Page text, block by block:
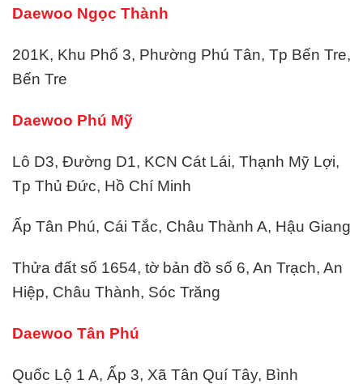
Daewoo Ngọc Thành
201K, Khu Phố 3, Phường Phú Tân, Tp Bến Tre,
Bến Tre
Daewoo Phú Mỹ
Lô D3, Đường D1, KCN Cát Lái, Thạnh Mỹ Lợi,
Tp Thủ Đức, Hồ Chí Minh
Ấp Tân Phú, Cái Tắc, Châu Thành A, Hậu Giang
Thửa đất số 1654, tờ bản đồ số 6, An Trạch, An
Hiệp, Châu Thành, Sóc Trăng
Daewoo Tân Phú
Quốc Lộ 1 A, Ấp 3, Xã Tân Quí Tây, Bình